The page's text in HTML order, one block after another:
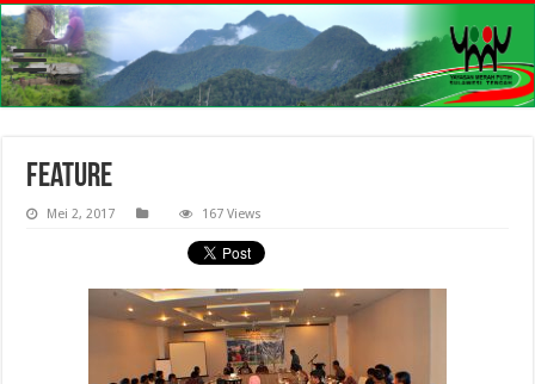
Feature
Mei 2, 2017 167 Views